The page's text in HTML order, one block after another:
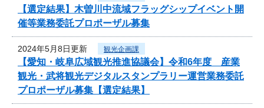
【選定結果】木曽川中流域フラッグシップイベント開
催等業務委託プロポーザル募集
2024年5月8日更新 観光企画課
【愛知・岐阜広域観光推進協議会】令和6年度 産業
観光・武将観光デジタルスタンプラリー運営業務委託
プロポーザル募集【選定結果】